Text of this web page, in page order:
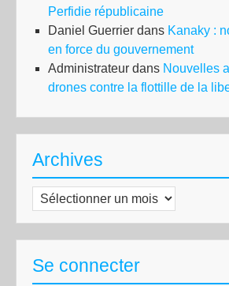
Perfidie républicaine
Daniel Guerrier dans Kanaky :
en force du gouvernement
Administrateur dans Nouvelles
drones contre la flottille de la
Archives
Archives
Se connecter